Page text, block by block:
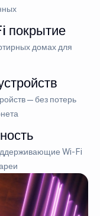
покрытие
домах для
— без потерь
Wi-Fi